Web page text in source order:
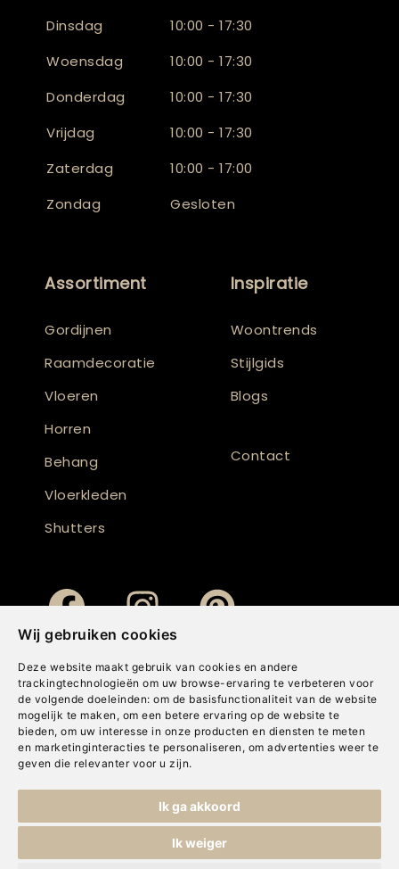
Wij gebruiken cookies
Deze website maakt gebruik van cookies en andere
trackingtechnologieën om uw browse-ervaring te verbeteren voor
de volgende doeleinden: om de basisfunctionaliteit van de website
mogelijk te maken , om een betere ervaring op de website te
bieden, om uw interesse in onze producten en diensten te meten
en marketinginteracties te personaliseren , om advertenties weer te
geven die relevanter voor u zijn.
Ik ga akkoord
Ik weiger
Dinsdag
10:00 - 17:30
Woensdag
10:00 - 17:30
Donderdag
10:00 - 17:30
Vrijdag
10:00 - 17:30
Zaterdag
10:00 - 17:00
Zondag
Gesloten
Assortiment
Gordijnen
Raamdecoratie
Vloeren
Horren
Behang
Vloerkleden
Shutters
Inspiratie
Woontrends
Stijlgids
Blogs
Contact
Cookies